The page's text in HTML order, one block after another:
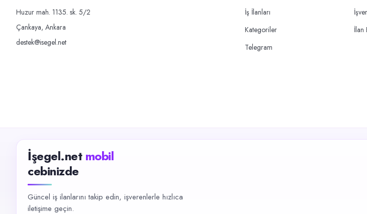
Huzur mah. 1135. sk. 5/2
Çankaya, Ankara
destek@isegel.net
İş İlanları
Kategoriler
Telegram
İlan
İşegel.net mobil
cebinizde
Güncel iş ilanlarını takip edin, işverenlerle hızlıca
iletişime geçin.